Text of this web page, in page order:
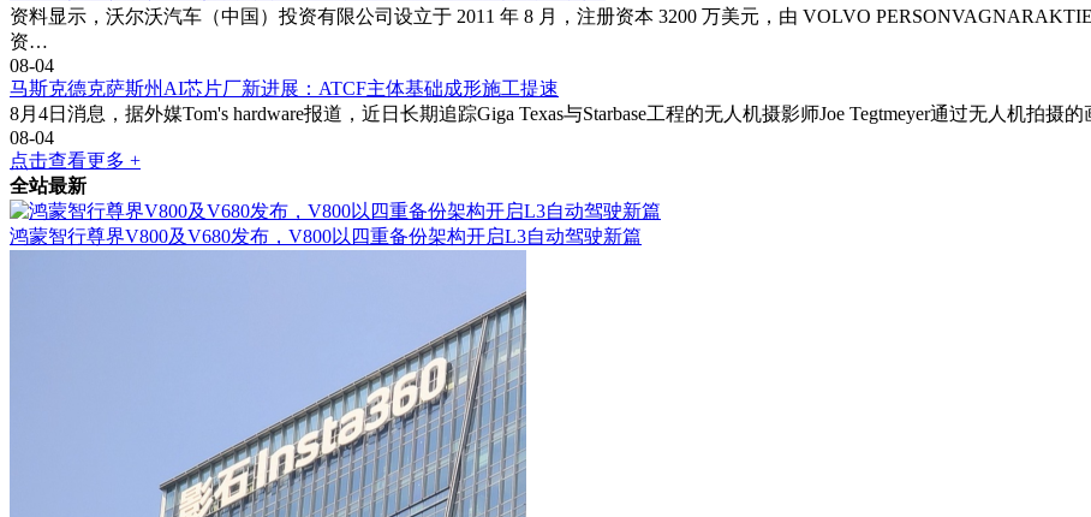
资料显示，沃尔沃汽车（中国）投资有限公司设立于 2011 年 8 月，注册资本 3200 万美元，由 VOLVO
资…
08-04
马斯克德克萨斯州AI芯片厂新进展：ATCF主体基础成形施工提速
8月4日消息，据外媒Tom's hardware报道，近日长期追踪Giga Texas与Starbase工程的无人机摄影师Joe Tegtmeyer通过无人机拍
08-04
点击查看更多 +
全站最新
鸿蒙智行尊界V800及V680发布，V800以四重备份架构开启L3自动驾驶新篇